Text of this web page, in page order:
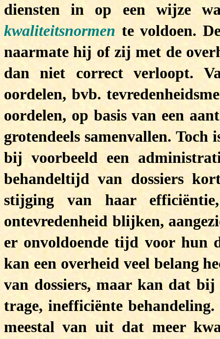
diensten in op een wijze
kwaliteitsnormen te voldoen.
naarmate hij of zij met de
dan niet correct verloopt.
oordelen, bvb.
oordelen, op basis van een
grotendeels samenvallen.
bij voorbeeld een
behandeltijd van dossiers
stijging van haar
ontevredenheid blijken,
er onvoldoende tijd voor hun
kan een overheid veel belang
van dossiers, maar kan dat
trage, inefficiënte
meestal van uit dat meer